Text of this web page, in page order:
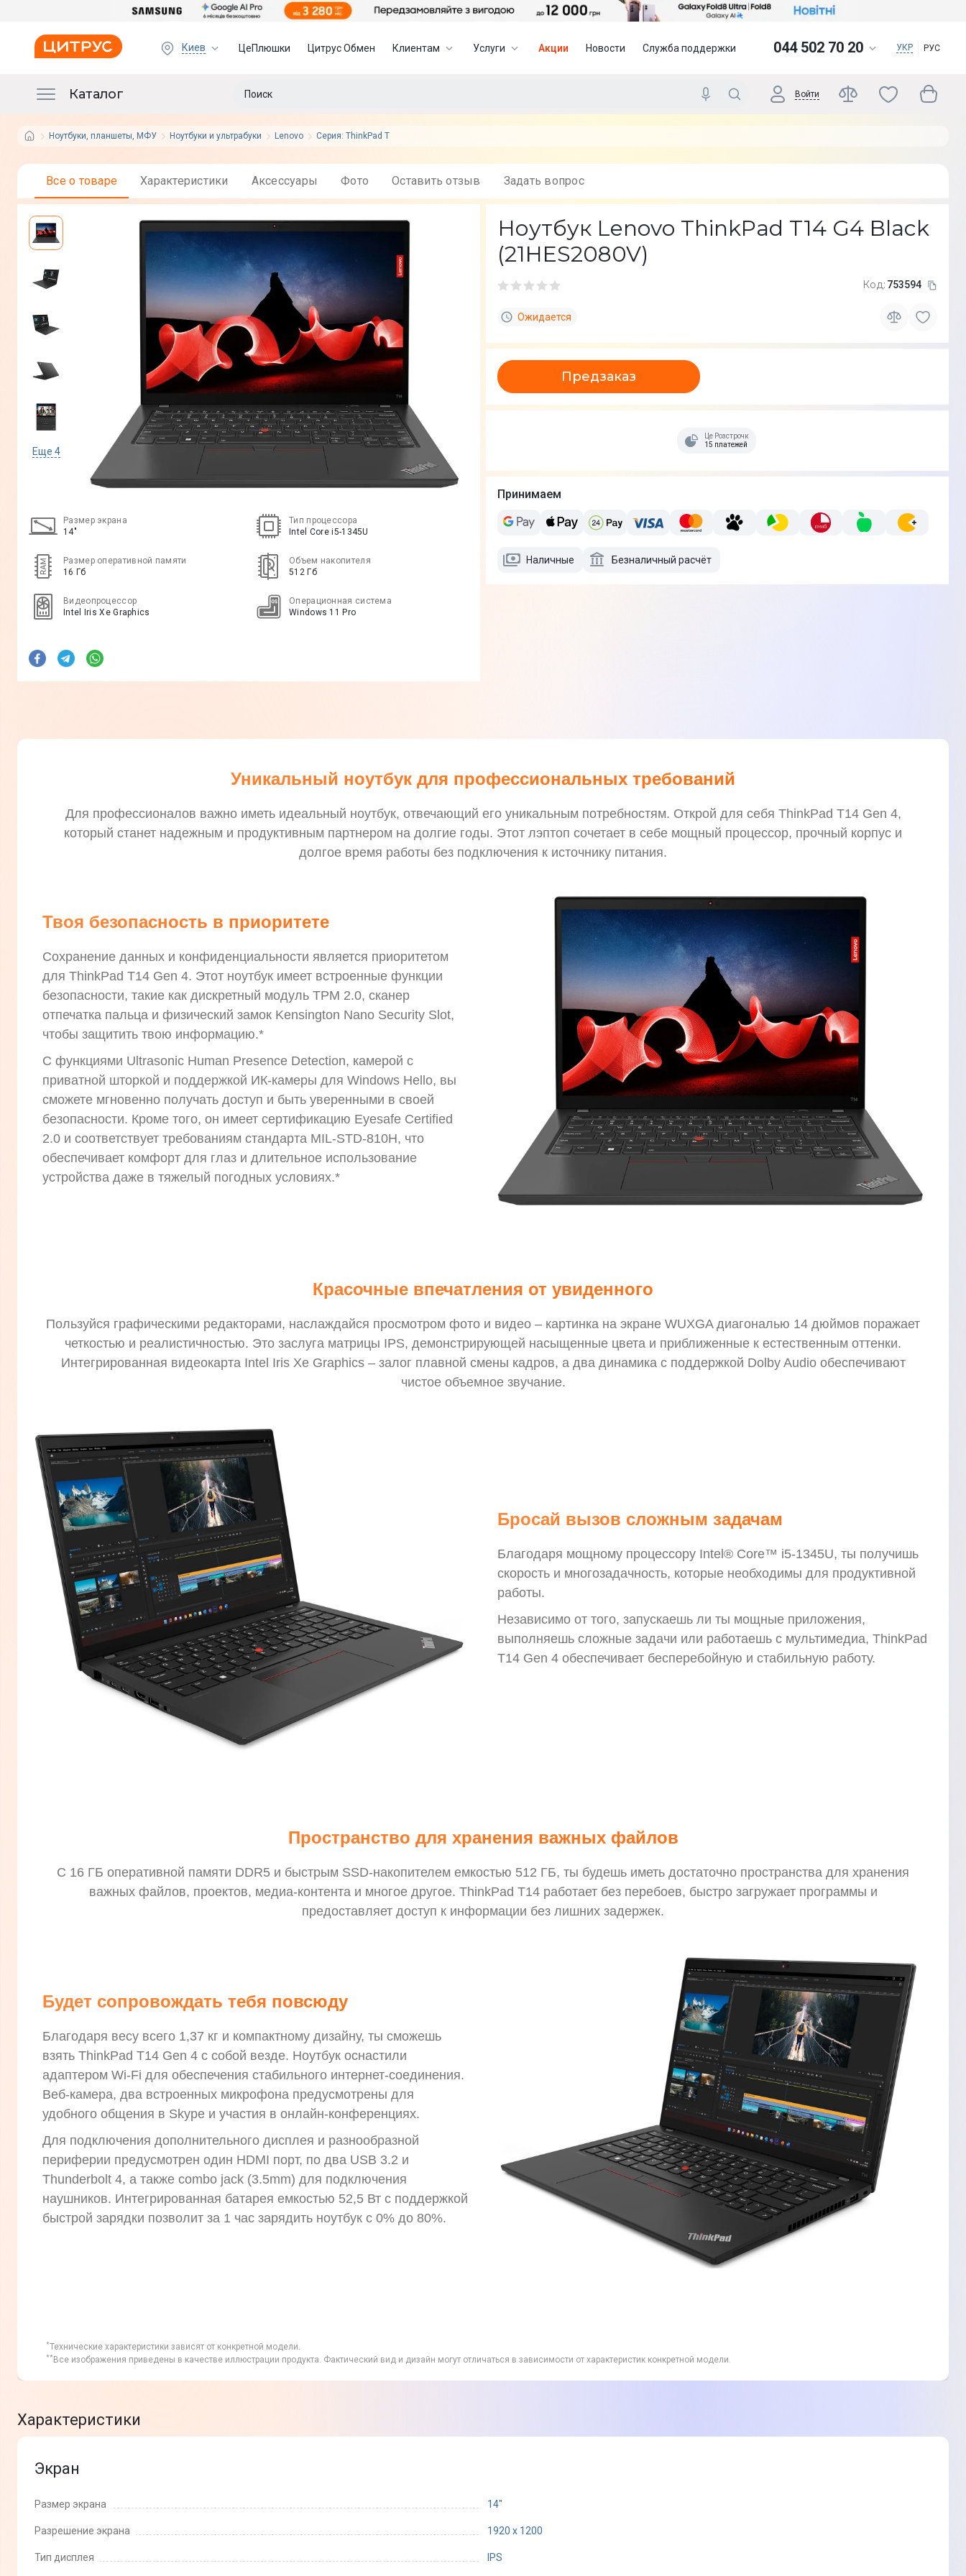
Киев ЦеПлюшки Цитрус Обмен Клиентам Услуги Акции Новости Служба поддержки 044 502 70 20 УКР РУС
Каталог Войти
Ноутбуки, планшеты, МФУ Ноутбуки и ультрабуки Lenovo Серия: ThinkPad T
Все о товаре Характеристики Аксессуары Фото Оставить отзыв Задать вопрос
Еще 4
Размер экрана
14"
Тип процессора
Intel Core i5-1345U
Размер оперативной памяти
16 Гб
Объем накопителя
512 Гб
Видеопроцессор
Intel Iris Xe Graphics
Операционная система
Windows 11 Pro
Ноутбук Lenovo ThinkPad T14 G4 Black
(21HES2080V)
Код: 753594
Ожидается
Предзаказ
Це Розстрочка
15 платежей
Принимаем
Наличные Безналичный расчёт
Уникальный ноутбук для профессиональных требований
Для профессионалов важно иметь идеальный ноутбук, отвечающий его уникальным потребностям. Открой для себя ThinkPad T14 Gen 4,
который станет надежным и продуктивным партнером на долгие годы. Этот лэптоп сочетает в себе мощный процессор, прочный корпус и
долгое время работы без подключения к источнику питания.
Твоя безопасность в приоритете
Сохранение данных и конфиденциальности является приоритетом
для ThinkPad T14 Gen 4. Этот ноутбук имеет встроенные функции
безопасности, такие как дискретный модуль TPM 2.0, сканер
отпечатка пальца и физический замок Kensington Nano Security Slot,
чтобы защитить твою информацию.*
С функциями Ultrasonic Human Presence Detection, камерой с
приватной шторкой и поддержкой ИК-камеры для Windows Hello, вы
сможете мгновенно получать доступ и быть уверенными в своей
безопасности. Кроме того, он имеет сертификацию Eyesafe Certified
2.0 и соответствует требованиям стандарта MIL-STD-810H, что
обеспечивает комфорт для глаз и длительное использование
устройства даже в тяжелый погодных условиях.*
Красочные впечатления от увиденного
Пользуйся графическими редакторами, наслаждайся просмотром фото и видео – картинка на экране WUXGA диагональю 14 дюймов поражает
четкостью и реалистичностью. Это заслуга матрицы IPS, демонстрирующей насыщенные цвета и приближенные к естественным оттенки.
Интегрированная видеокарта Intel Iris Xe Graphics – залог плавной смены кадров, а два динамика с поддержкой Dolby Audio обеспечивают
чистое объемное звучание.
Бросай вызов сложным задачам
Благодаря мощному процессору Intel® Core™ i5-1345U, ты получишь
скорость и многозадачность, которые необходимы для продуктивной
работы.
Независимо от того, запускаешь ли ты мощные приложения,
выполняешь сложные задачи или работаешь с мультимедиа, ThinkPad
T14 Gen 4 обеспечивает бесперебойную и стабильную работу.
Пространство для хранения важных файлов
С 16 ГБ оперативной памяти DDR5 и быстрым SSD-накопителем емкостью 512 ГБ, ты будешь иметь достаточно пространства для хранения
важных файлов, проектов, медиа-контента и многое другое. ThinkPad T14 работает без перебоев, быстро загружает программы и
предоставляет доступ к информации без лишних задержек.
Будет сопровождать тебя повсюду
Благодаря весу всего 1,37 кг и компактному дизайну, ты сможешь
взять ThinkPad T14 Gen 4 с собой везде. Ноутбук оснастили
адаптером Wi-Fi для обеспечения стабильного интернет-соединения.
Веб-камера, два встроенных микрофона предусмотрены для
удобного общения в Skype и участия в онлайн-конференциях.
Для подключения дополнительного дисплея и разнообразной
периферии предусмотрен один HDMI порт, по два USB 3.2 и
Thunderbolt 4, а также combo jack (3.5mm) для подключения
наушников. Интегрированная батарея емкостью 52,5 Вт с поддержкой
быстрой зарядки позволит за 1 час зарядить ноутбук с 0% до 80%.
*Технические характеристики зависят от конкретной модели.
** Все изображения приведены в качестве иллюстрации продукта. Фактический вид и дизайн могут отличаться в зависимости от характеристик конкретной модели.
Характеристики
Экран
Размер экрана 14"
Разрешение экрана 1920 x 1200
Тип дисплея IPS